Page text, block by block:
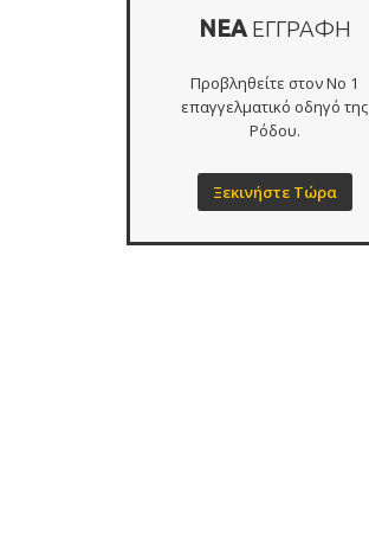
ΝΕΑ ΕΓΓΡΑΦΗ
Προβληθείτε στον Νο 1
επαγγελματικό οδηγό της
Ρόδου.
Ξεκινήστε Τώρα